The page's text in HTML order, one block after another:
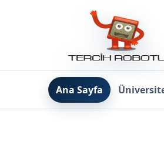
Ana Sayfa